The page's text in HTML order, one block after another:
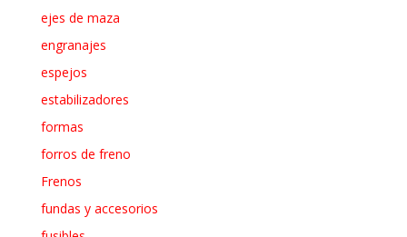
ejes de maza
engranajes
espejos
estabilizadores
formas
forros de freno
Frenos
fundas y accesorios